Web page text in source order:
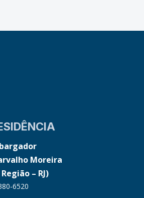
Moreira
– RJ)
6520